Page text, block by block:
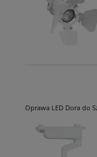
Oprawa LED Dora do